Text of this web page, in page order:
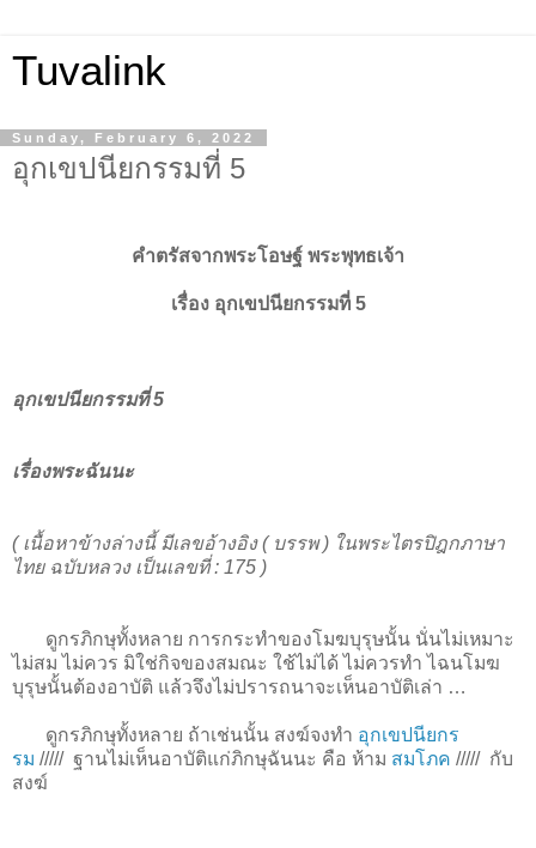
Tuvalink
Sunday, February 6, 2022
อุกเขปนียกรรมที่ 5
คำตรัสจากพระโอษฐ์ พระพุทธเจ้า
เรื่อง อุกเขปนียกรรมที่ 5
อุกเขปนียกรรมที่ 5
เรื่องพระฉันนะ
( เนื้อหาข้างล่างนี้ มีเลขอ้างอิง ( บรรพ ) ในพระไตรปิฎกภาษา
ไทย ฉบับหลวง เป็นเลขที่ : 175 )
ดูกรภิกษุทั้งหลาย การกระทำของโมฆบุรุษนั้น นั่นไม่เหมาะ
ไม่สม ไม่ควร มิใช่กิจของสมณะ ใช้ไม่ได้ ไม่ควรทำ ไฉนโมฆ
บุรุษนั้นต้องอาบัติ แล้วจึงไม่ปรารถนาจะเห็นอาบัติเล่า …
ดูกรภิกษุทั้งหลาย ถ้าเช่นนั้น สงฆ์จงทำ อุกเขปนียกร
รม ///// ฐานไม่เห็นอาบัติแก่ภิกษุฉันนะ คือ ห้าม สมโภค ///// กับ
สงฆ์